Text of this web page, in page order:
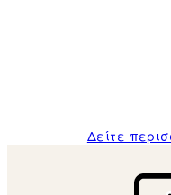
Δείτε